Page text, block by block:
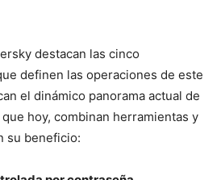
destacan las cinco
definen las operaciones de este
el dinámico panorama actual de
hoy, combinan herramientas y
su beneficio: